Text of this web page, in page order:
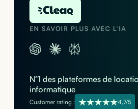
EN SAVOIR PLUS AVEC L'IA
N°1 des plateformes de
informatique
Customer rating : 4,7/5